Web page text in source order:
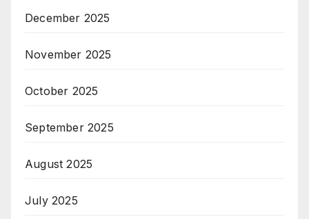
December 2025
November 2025
October 2025
September 2025
August 2025
July 2025